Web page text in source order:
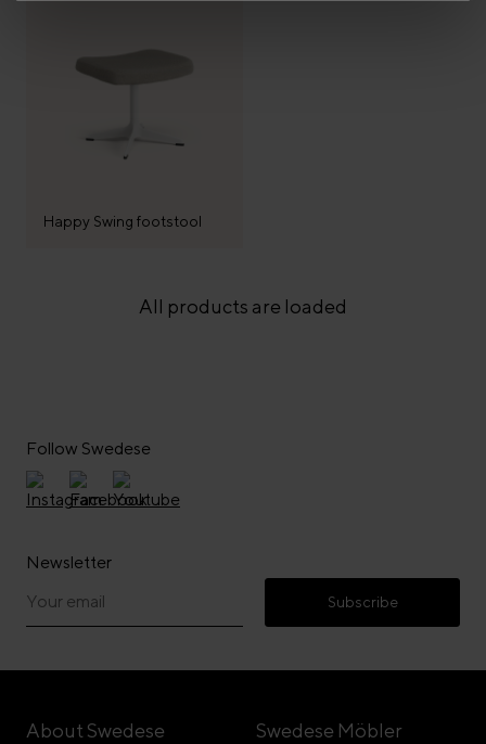
Happy Swing footstool
All products are loaded
Follow Swedese
Newsletter
Subscribe
About Swedese
Swedese Möbler